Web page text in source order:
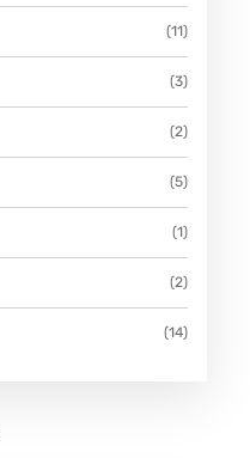
(11)
(3)
(2)
(5)
(1)
(2)
(14)